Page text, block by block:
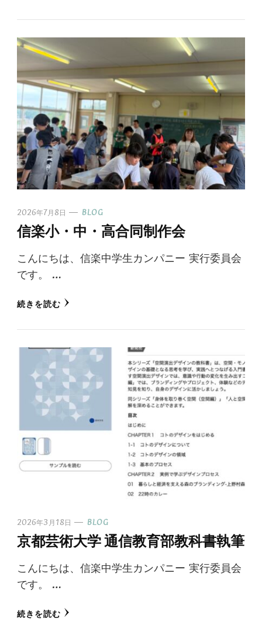
2026年7月8日 BLOG
信楽小・中・高合同制作会
こんにちは、信楽中学生カンパニー 実行委員会
です。 …
続きを読む
2026年3月18日 BLOG
京都芸術大学 通信教育部教科書執筆
こんにちは、信楽中学生カンパニー 実行委員会
です。 …
続きを読む